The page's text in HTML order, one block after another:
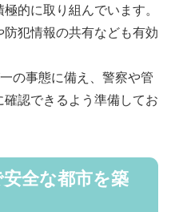
的に取り組んでいます。
犯情報の共有なども有効
の事態に備え、警察や管
認できるよう準備してお
全な都市を築